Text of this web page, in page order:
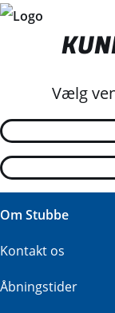
Vælg
Om Stubbe
Kontakt os
Åbningstider